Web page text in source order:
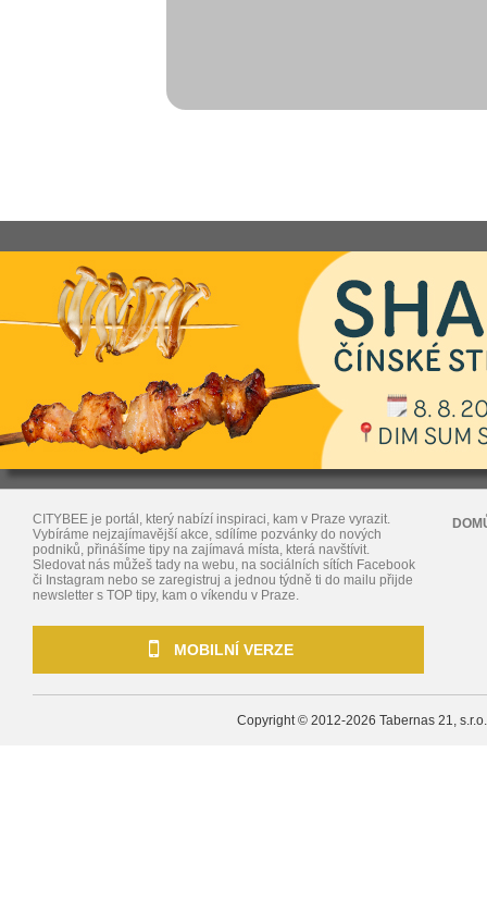
CITYBEE je portál, který nabízí inspiraci, kam v Praze vyrazit.
Vybíráme nejzajímavější akce, sdílíme pozvánky do nových
podniků, přinášíme tipy na zajímavá místa, která navštívit.
Sledovat nás můžeš tady na webu, na sociálních sítích Facebook
či Instagram nebo se zaregistruj a jednou týdně ti do mailu přijde
newsletter s TOP tipy, kam o víkendu v Praze.
MOBILNÍ VERZE
Copyright © 2012-2026 Tabernas 21, s.r.o.